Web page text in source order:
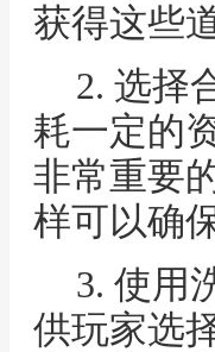
获得这些
2. 选择
耗一定的
非常重要
样可以确
3. 使用
供玩家选